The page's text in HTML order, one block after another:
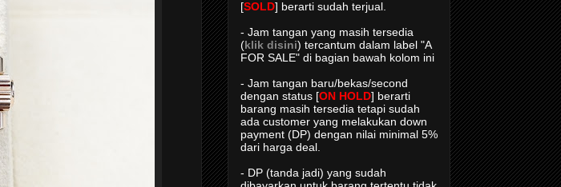
[SOLD] berarti sudah terjual.
- Jam tangan yang masih tersedia
(klik disini) tercantum dalam label "A
FOR SALE" di bagian bawah kolom ini
- Jam tangan baru/bekas/second
dengan status [ON HOLD] berarti
barang masih tersedia tetapi sudah
ada customer yang melakukan down
payment (DP) dengan nilai minimal 5%
dari harga deal.
- DP (tanda jadi) yang sudah